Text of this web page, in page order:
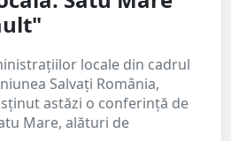
locale din cadrul
Salvați România,
astăzi o conferință de
Mare, alături de